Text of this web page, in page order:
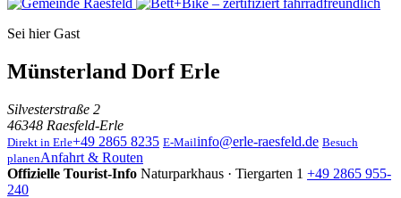
Sei hier Gast
Münsterland Dorf Erle
Silvesterstraße 2
46348 Raesfeld-Erle
Direkt in Erle+49 2865 8235 E-Mailinfo@erle-raesfeld.de Besuch
planenAnfahrt & Routen
Offizielle Tourist-Info Naturparkhaus · Tiergarten 1 +49 2865 955-
240